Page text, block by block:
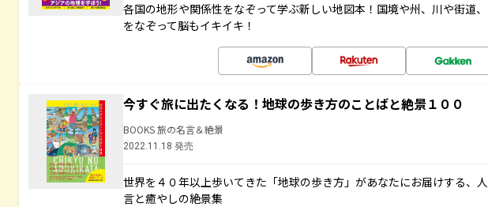
各国の地形や関係性をなぞって学ぶ新しい地図本！国境や州、川や街道
をなぞって脳もイキイキ！
今すぐ旅に出たくなる！地球の歩き方のことばと絶景１００
BOOKS 旅の名言＆絶景
2022.11.18 発売
世界を４０年以上歩いてきた「地球の歩き方」があなたにお届けする、
言と癒やしの絶景集